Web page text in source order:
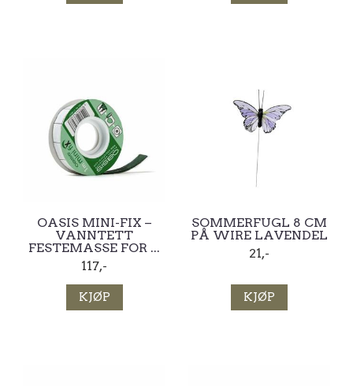
OASIS MINI-FIX –
VANNTETT
FESTEMASSE FOR ...
117,-
KJØP
SOMMERFUGL 8 CM
PÅ WIRE LAVENDEL
21,-
KJØP